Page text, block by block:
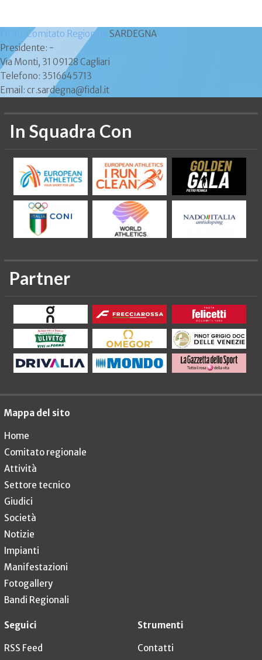
FIDAL Comitato Regionale
SARDEGNA
Presidente: -
Via Monti, 31 09128 Cagliari
Telefono: 3516645713
Email: cr.sardegna@fidal.it
In Squadra Con
Partner
Mappa del sito
Home
Comitato regionale
Attività
Settore tecnico
Giudici
Società
Notizie
Impianti
Manifestazioni
Fotogallery
Bandi Regionali
Seguici
RSS Feed
Strumenti
Contatti